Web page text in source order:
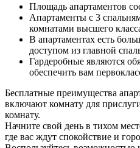
Площадь апартаментов
Апартаменты с 3
комнатами высшего
В апартаментах есть
доступом из главной
Гардеробные являются
обеспечить вам
Бесплатные преимущества
включают комнату для
комнату.
Начните свой день в тихом
где вас ждут спокойствие и